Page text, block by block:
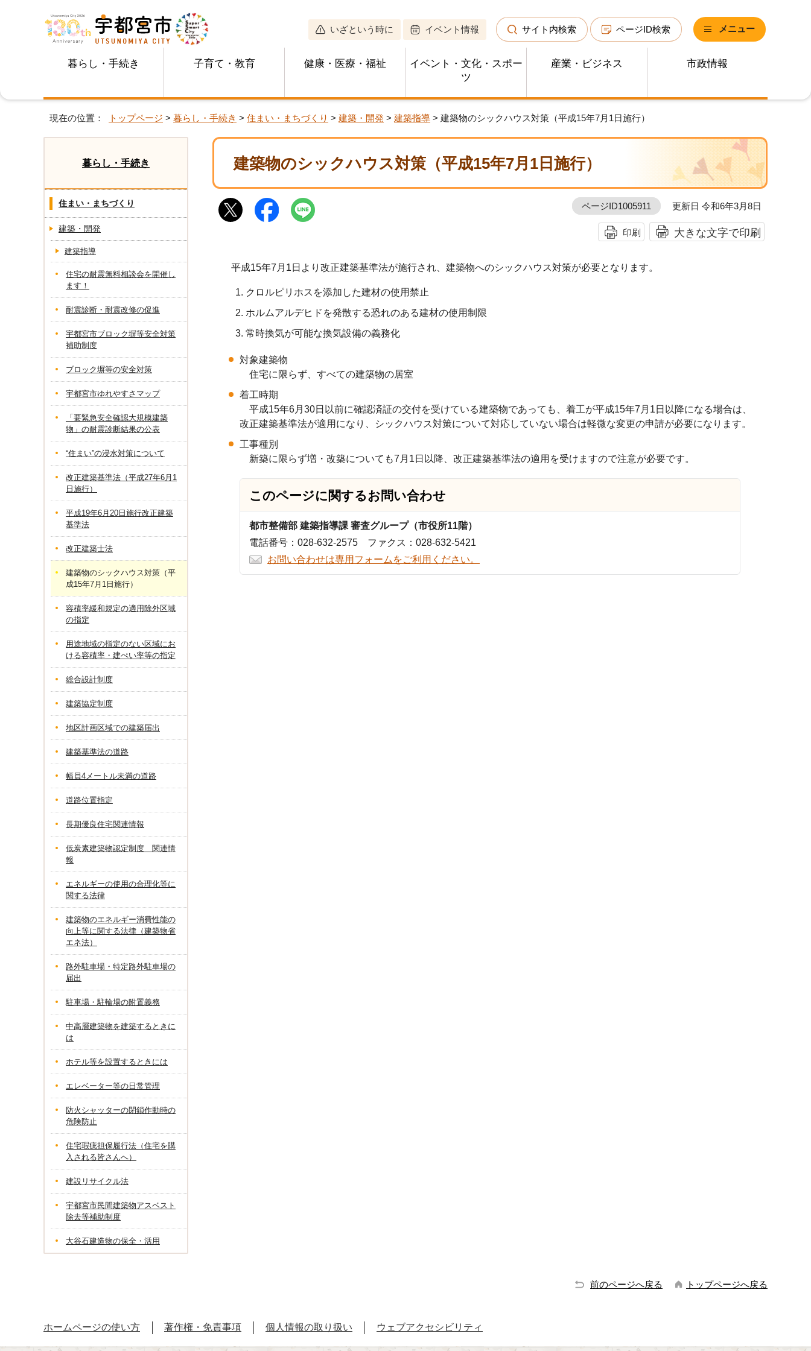
いざという時に イベント情報 サイト内検索 ページID検索 メニュー
暮らし・手続き 子育て・教育 健康・医療・福祉
イベント・文化・スポー
ツ
産業・ビジネス 市政情報
現在の位置： トップページ > 暮らし・手続き > 住まい・まちづくり > 建築・開発 > 建築指導 > 建築物のシックハウス対策（平成15年7月1日施行）
建築物のシックハウス対策（平成15年7月1日施行）
ページID1005911 更新日 令和6年3月8日
印刷 大きな文字で印刷
平成15年7月1日より改正建築基準法が施行され、建築物へのシックハウス対策が必要となります。
クロルピリホスを添加した建材の使用禁止
ホルムアルデヒドを発散する恐れのある建材の使用制限
常時換気が可能な換気設備の義務化
対象建築物
住宅に限らず、すべての建築物の居室
着工時期
平成15年6月30日以前に確認済証の交付を受けている建築物であっても、着工が平成15年7月1日以降になる場合は、
改正建築基準法が適用になり、シックハウス対策について対応していない場合は軽微な変更の申請が必要になります。
工事種別
新築に限らず増・改築についても7月1日以降、改正建築基準法の適用を受けますので注意が必要です。
このページに関するお問い合わせ
都市整備部 建築指導課 審査グループ（市役所11階）
電話番号：028-632-2575 ファクス：028-632-5421
お問い合わせは専用フォームをご利用ください。
暮らし・手続き
住まい・まちづくり
建築・開発
建築指導
住宅の耐震無料相談会を開催し
ます！
耐震診断・耐震改修の促進
宇都宮市ブロック塀等安全対策
補助制度
ブロック塀等の安全対策
宇都宮市ゆれやすさマップ
「要緊急安全確認大規模建築
物」の耐震診断結果の公表
“住まい”の浸水対策について
改正建築基準法（平成27年6月1
日施行）
平成19年6月20日施行改正建築
基準法
改正建築士法
建築物のシックハウス対策（平
成15年7月1日施行）
容積率緩和規定の適用除外区域
の指定
用途地域の指定のない区域にお
ける容積率・建ぺい率等の指定
総合設計制度
建築協定制度
地区計画区域での建築届出
建築基準法の道路
幅員4メートル未満の道路
道路位置指定
長期優良住宅関連情報
低炭素建築物認定制度 関連情
報
エネルギーの使用の合理化等に
関する法律
建築物のエネルギー消費性能の
向上等に関する法律（建築物省
エネ法）
路外駐車場・特定路外駐車場の
届出
駐車場・駐輪場の附置義務
中高層建築物を建築するときに
は
ホテル等を設置するときには
エレベーター等の日常管理
防火シャッターの閉鎖作動時の
危険防止
住宅瑕疵担保履行法（住宅を購
入される皆さんへ）
建設リサイクル法
宇都宮市民間建築物アスベスト
除去等補助制度
大谷石建造物の保全・活用
前のページへ戻る トップページへ戻る
ホームページの使い方 著作権・免責事項 個人情報の取り扱い ウェブアクセシビリティ